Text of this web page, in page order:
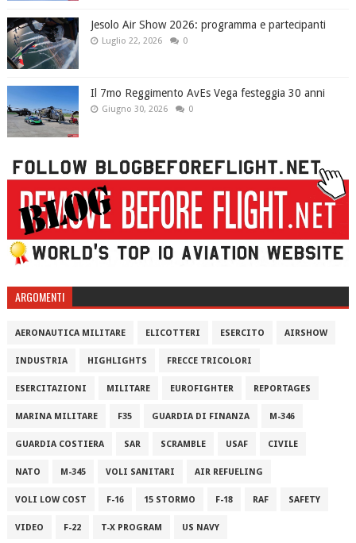
Jesolo Air Show 2026: programma e partecipanti
Luglio 22, 2026 0
Il 7mo Reggimento AvEs Vega festeggia 30 anni
Giugno 30, 2026 0
ARGOMENTI
AERONAUTICA MILITARE ELICOTTERI ESERCITO AIRSHOW
INDUSTRIA HIGHLIGHTS FRECCE TRICOLORI
ESERCITAZIONI MILITARE EUROFIGHTER REPORTAGES
MARINA MILITARE F35 GUARDIA DI FINANZA M-346
GUARDIA COSTIERA SAR SCRAMBLE USAF CIVILE
NATO M-345 VOLI SANITARI AIR REFUELING
VOLI LOW COST F-16 15 STORMO F-18 RAF SAFETY
VIDEO F-22 T-X PROGRAM US NAVY